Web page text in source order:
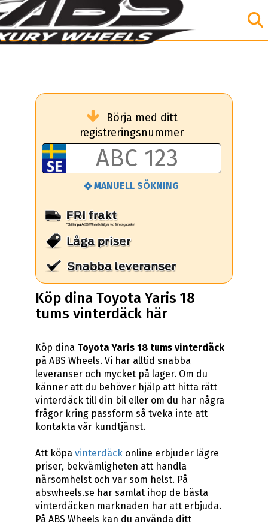
Börja med ditt
registreringsnummer
MANUELL SÖKNING
Köp dina Toyota Yaris 18
tums vinterdäck här
Köp dina Toyota Yaris 18 tums vinterdäck
på ABS Wheels. Vi har alltid snabba
leveranser och mycket på lager. Om du
känner att du behöver hjälp att hitta rätt
vinterdäck till din bil eller om du har några
frågor kring passform så tveka inte att
kontakta vår kundtjänst.
Att köpavinterdäck online erbjuder lägre
priser, bekvämligheten att handla
närsomhelst och var som helst. På
abswheels.se har samlat ihop de bästa
vinterdäcken marknaden har att erbjuda.
På ABS Wheels kan du använda ditt